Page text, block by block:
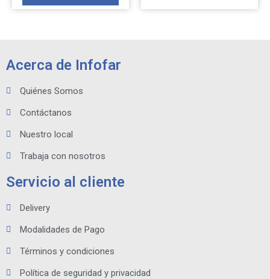
Acerca de Infofar
Quiénes Somos
Contáctanos
Nuestro local
Trabaja con nosotros
Servicio al cliente
Delivery
Modalidades de Pago
Términos y condiciones
Política de seguridad y privacidad